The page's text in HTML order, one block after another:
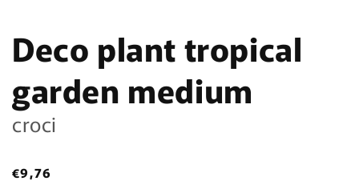
Deco plant tropical
garden medium
croci
sul prodotto
Prezzo
€9,76